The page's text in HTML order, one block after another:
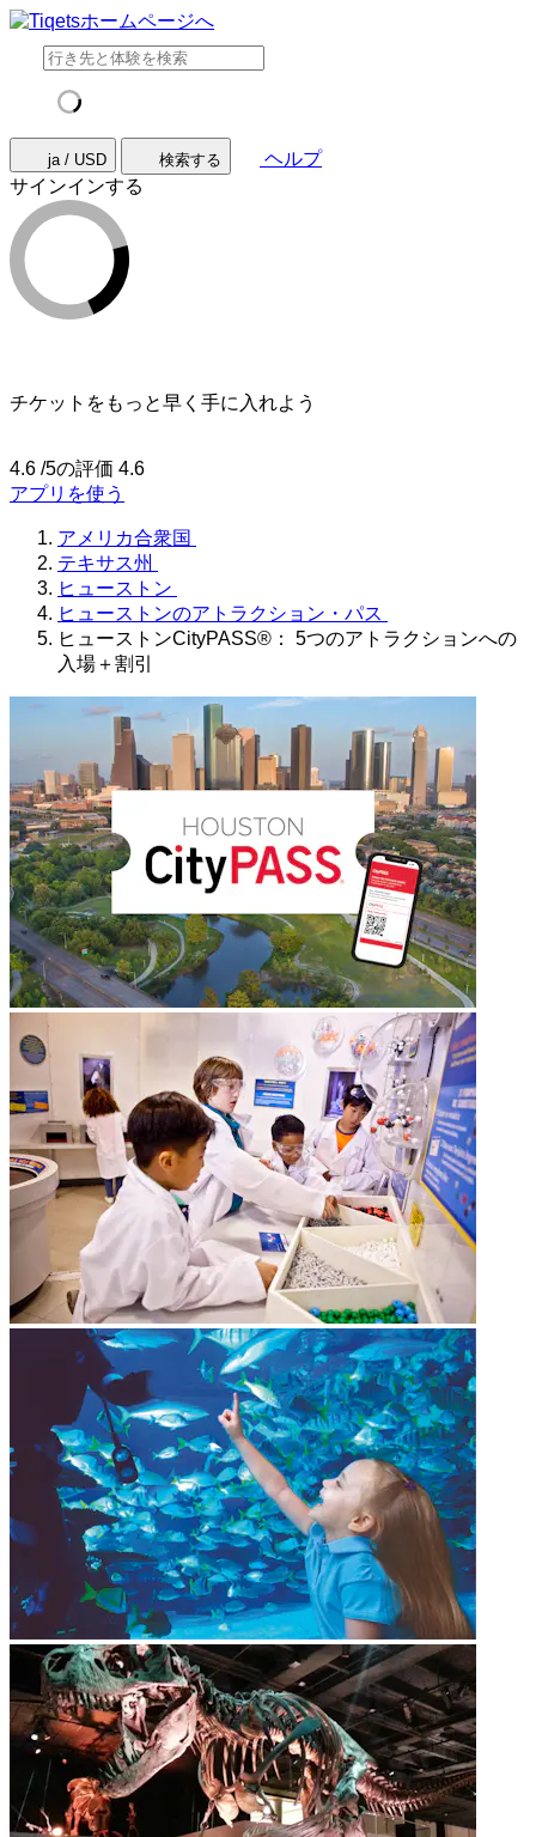
ja / USD 検索する
ヘルプ
サインインする
チケットをもっと早く手に入れよう
4.6 /5の評価 4.6
アプリを使う
アメリカ合衆国
テキサス州
ヒューストン
ヒューストンのアトラクション・パス
ヒューストンCityPASS®： 5つのアトラクションへの
入場＋割引